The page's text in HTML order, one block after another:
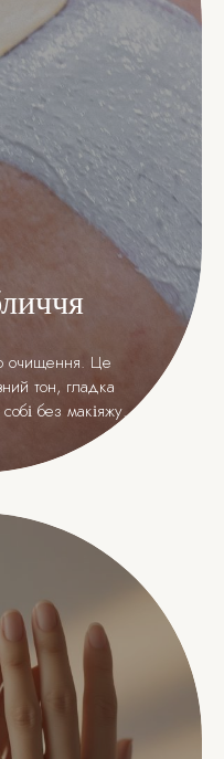
очищення. Це
тон, гладка
без макіяжу.